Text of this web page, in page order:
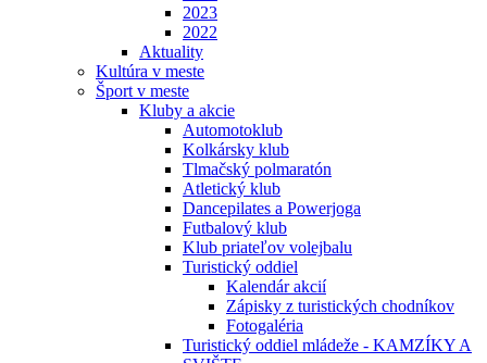
2023
2022
Aktuality
Kultúra v meste
Šport v meste
Kluby a akcie
Automotoklub
Kolkársky klub
Tlmačský polmaratón
Atletický klub
Dancepilates a Powerjoga
Futbalový klub
Klub priateľov volejbalu
Turistický oddiel
Kalendár akcií
Zápisky z turistických chodníkov
Fotogaléria
Turistický oddiel mládeže - KAMZÍKY A